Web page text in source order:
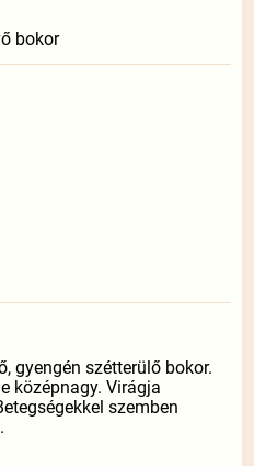
bokor
gyengén szétterülő bokor.
középnagy. Virágja
szemben